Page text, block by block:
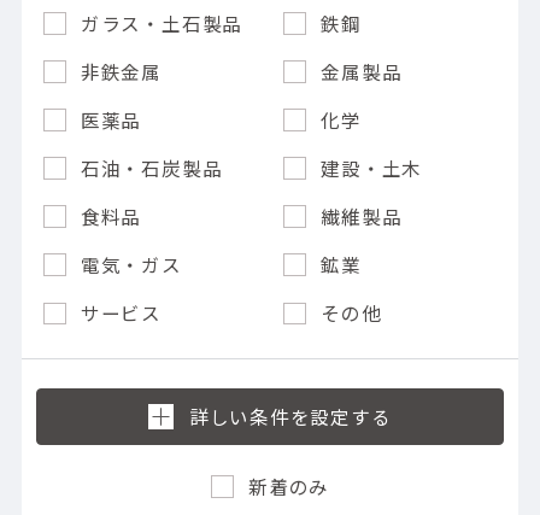
ガラス・土石製品
鉄鋼
非鉄金属
金属製品
医薬品
化学
石油・石炭製品
建設・土木
食料品
繊維製品
電気・ガス
鉱業
サービス
その他
新着のみ